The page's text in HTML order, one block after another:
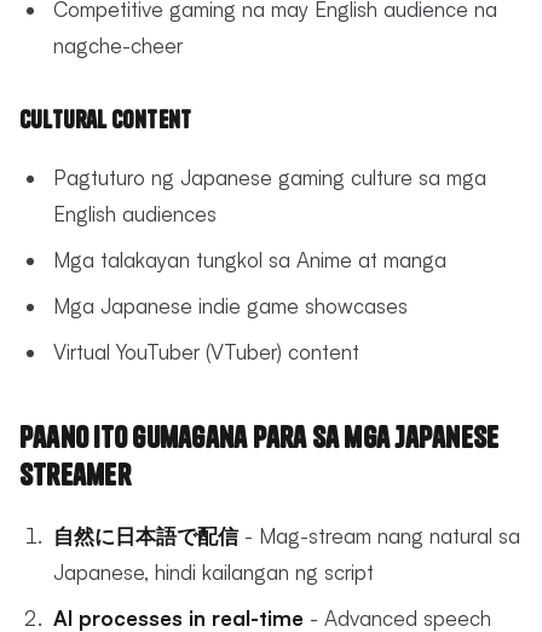
Competitive gaming na may English audience na
nagche-cheer
Cultural Content
Pagtuturo ng Japanese gaming culture sa mga
English audiences
Mga talakayan tungkol sa Anime at manga
Mga Japanese indie game showcases
Virtual YouTuber (VTuber) content
Paano Ito Gumagana para sa mga Japanese
Streamer
自然に日本語で配信- Mag-stream nang natural sa
Japanese, hindi kailangan ng script
AI processes in real-time - Advanced speech